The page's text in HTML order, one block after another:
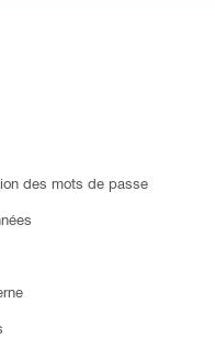
des mots de passe